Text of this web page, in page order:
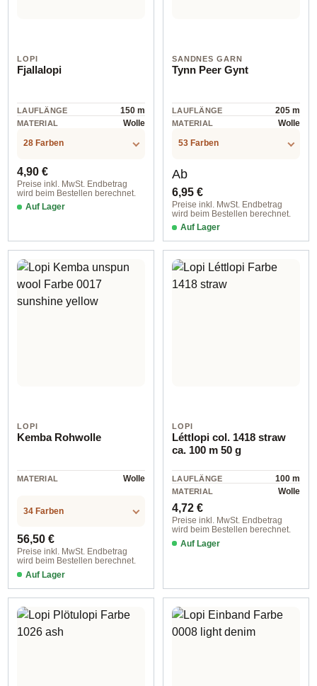
LOPI
Fjallalopi
LAUFLÄNGE 150 m
MATERIAL
Wolle
28 Farben
Regulärer Preis:
4,90 €
Preise inkl. MwSt. Endbetrag
wird beim Bestellen berechnet.
Auf Lager
SANDNES GARN
Tynn Peer Gynt
LAUFLÄNGE 205 m
MATERIAL
Wolle
53 Farben
Regulärer Preis:
Ab
6,95 €
Preise inkl. MwSt. Endbetrag
wird beim Bestellen berechnet.
Auf Lager
col. 1021 light grey melange
LOPI
Kemba Rohwolle
MATERIAL Wolle
34 Farben
Regulärer Preis:
56,50 €
Preise inkl. MwSt. Endbetrag
wird beim Bestellen berechnet.
Auf Lager
LOPI
Léttlopi col. 1418 straw
ca. 100 m 50 g
LAUFLÄNGE 100 m
MATERIAL Wolle
Regulärer Preis:
4,72 €
Preise inkl. MwSt. Endbetrag
wird beim Bestellen berechnet.
Auf Lager